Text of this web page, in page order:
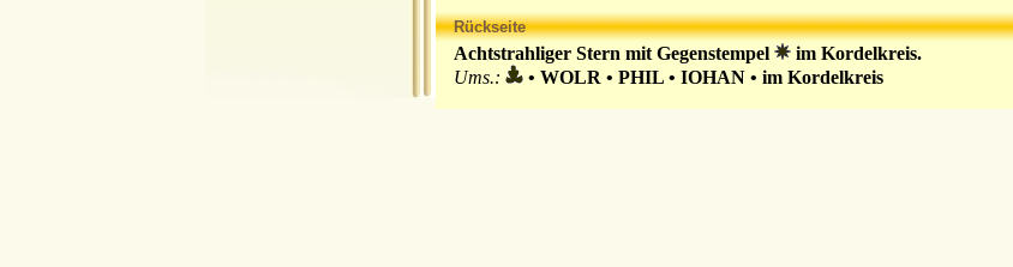
Rückseite
Achtstrahliger Stern mit Gegenstempel
im Kordelkreis.
Ums.:
• WOLR • PHIL • IOHAN • im Kordelkreis